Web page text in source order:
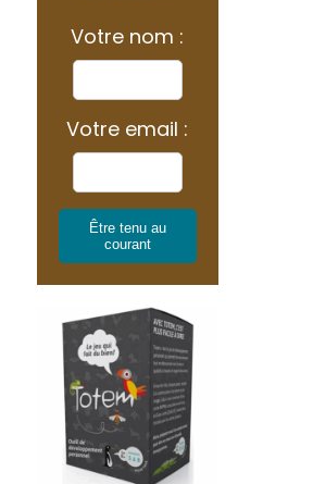
Votre nom :
Votre email :
Être tenu au
courant